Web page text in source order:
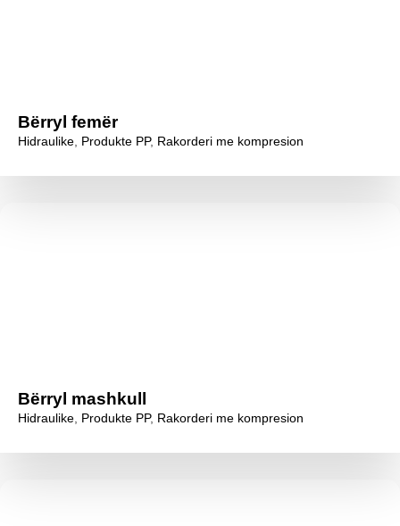
Bërryl femër
Hidraulike Produkte PP, Rakorderi me kompresion
Bërryl mashkull
Hidraulike Produkte PP, Rakorderi me kompresion